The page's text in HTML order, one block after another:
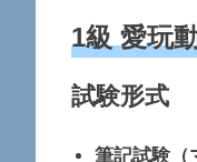
1級 愛玩
試験形式
筆記試験（